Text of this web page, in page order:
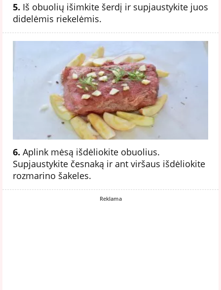
5. Iš obuolių išimkite šerdį ir supjaustykite juos
didelėmis riekelėmis.
6. Aplink mėsą išdėliokite obuolius.
Supjaustykite česnaką ir ant viršaus išdėliokite
rozmarino šakeles.
Reklama